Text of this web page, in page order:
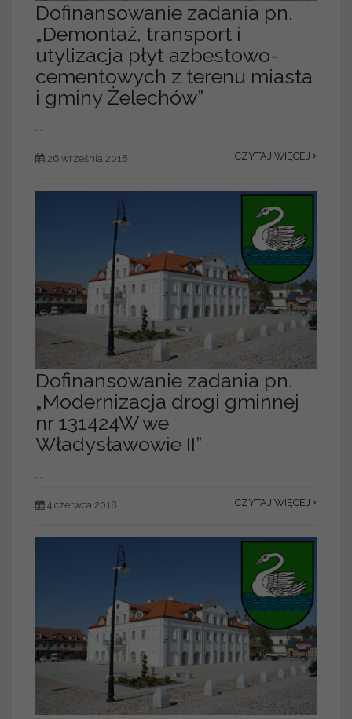
Dofinansowanie zadania pn.
„Demontaż, transport i
utylizacja płyt azbestowo-
cementowych z terenu miasta
i gminy Żelechów”
...
26 września 2018 CZYTAJ WIĘCEJ
Dofinansowanie zadania pn.
„Modernizacja drogi gminnej
nr 131424W we
Władysławowie II”
...
4 czerwca 2018 CZYTAJ WIĘCEJ